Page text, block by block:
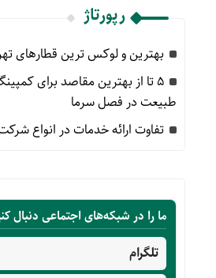
رپورتاژ
بهترین و لوکس ترین قطارهای
۵ تا از بهترین مقاصد برای
طبیعت در فصل سرما
تفاوت ارائه خدمات در انواع
ما را در شبکه‌های اجتماعی دنبال
تلگرام